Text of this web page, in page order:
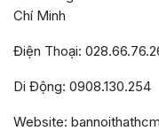
Chí Minh
Điện Thoại:
Di Động: 0908.130.254
Website: bannoithathcm